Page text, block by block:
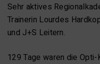
Sehr aktives
Trainerin Lourdes
und J+S Leitern.
129 Tage waren die